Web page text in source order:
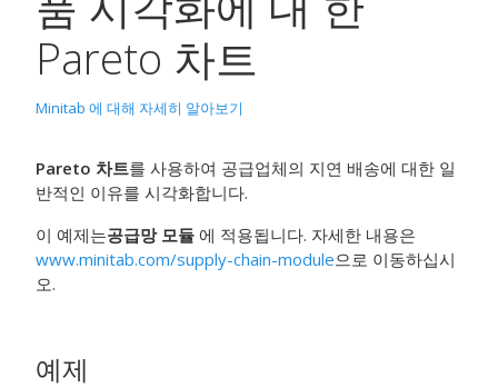
Pareto 차트
Minitab 에 대해 자세히 알아보기
Pareto 차트를 사용하여 공급업체의 지연 배송에 대한 일
반적인 이유를 시각화합니다.
이 예제는공급망 모듈 에 적용됩니다. 자세한 내용은
www.minitab.com/supply-chain-module으로 이동하십시
오.
예제